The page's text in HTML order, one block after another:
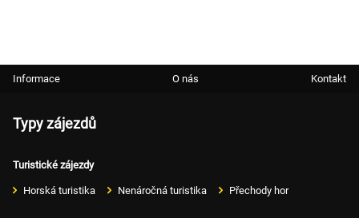
Informace O nás Kontakt
Typy zájezdů
Turistické zájezdy
Horská turistika Nenáročná turistika Přechody hor